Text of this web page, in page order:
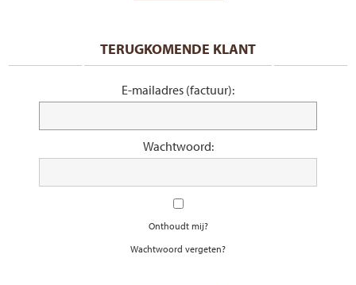
TERUGKOMENDE KLANT
E-mailadres (factuur):
Wachtwoord:
Onthoudt mij?
Wachtwoord vergeten?